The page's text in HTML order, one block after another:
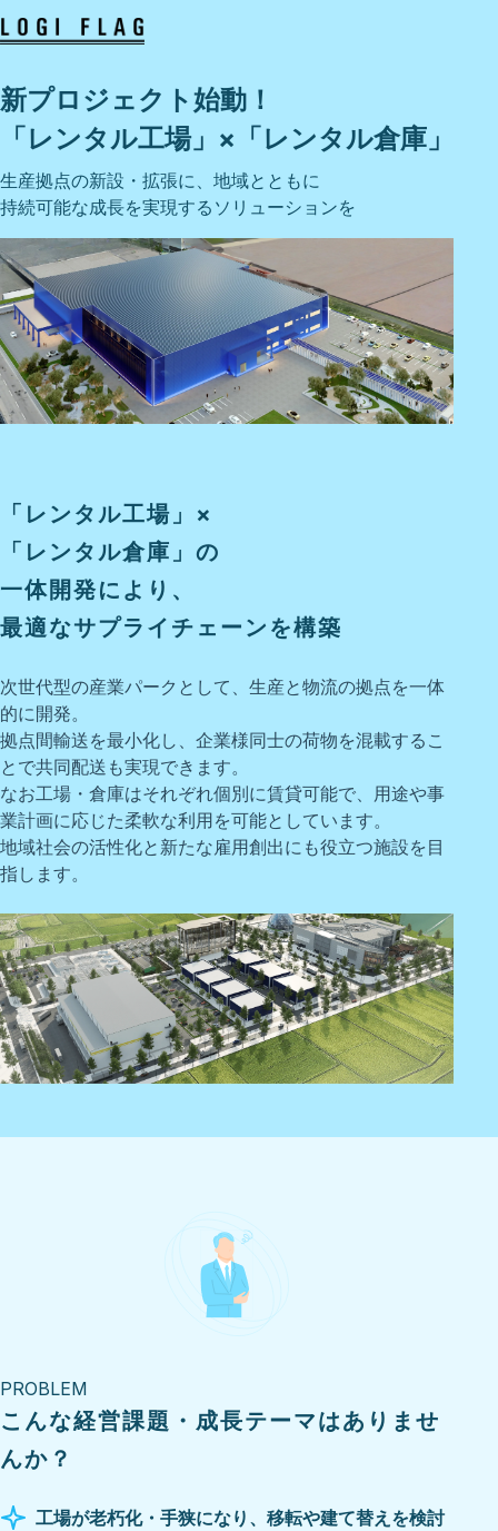
新プロジェクト始動！
「レンタル工場」×「レンタル倉庫」
生産拠点の新設・拡張に、地域とともに
持続可能な成長を実現するソリューションを
「レンタル工場」×
「レンタル倉庫」の
一体開発により、
最適なサプライチェーンを構築
次世代型の産業パークとして、生産と物流の拠点を一体
的に開発。
拠点間輸送を最小化し、企業様同士の荷物を混載するこ
とで共同配送も実現できます。
なお工場・倉庫はそれぞれ個別に賃貸可能で、用途や事
業計画に応じた柔軟な利用を可能としています。
地域社会の活性化と新たな雇用創出にも役立つ施設を目
指します。
PROBLEM
こんな経営課題・成長テーマはありませ
んか？
工場が老朽化・手狭になり、移転や建て替えを検討